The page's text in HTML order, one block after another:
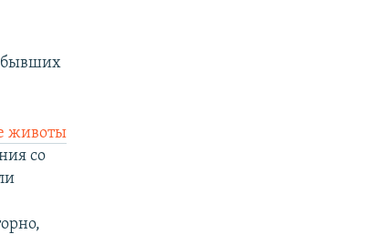
бывших
животы
со